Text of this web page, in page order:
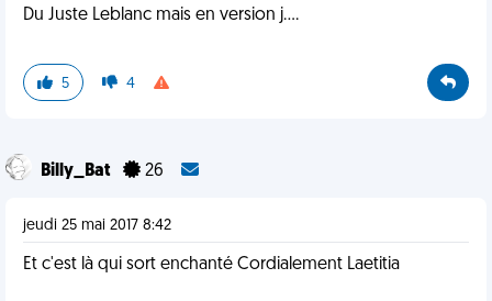
Du Juste Leblanc mais en version j....
5 4
Billy_Bat 26
jeudi 25 mai 2017 8:42
Et c'est là qui sort enchanté Cordialement Laetitia